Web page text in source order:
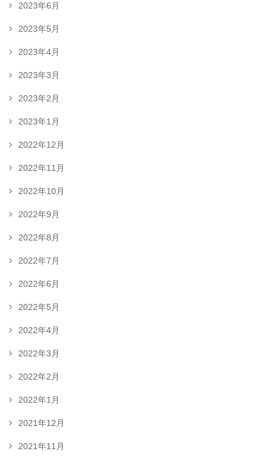
2023年6月
2023年5月
2023年4月
2023年3月
2023年2月
2023年1月
2022年12月
2022年11月
2022年10月
2022年9月
2022年8月
2022年7月
2022年6月
2022年5月
2022年4月
2022年3月
2022年2月
2022年1月
2021年12月
2021年11月